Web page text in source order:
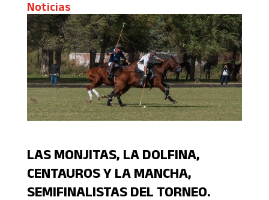
Noticias
LAS MONJITAS, LA DOLFINA,
CENTAUROS Y LA MANCHA,
SEMIFINALISTAS DEL TORNEO.